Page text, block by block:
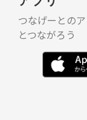
つなげーとの
とつながろう